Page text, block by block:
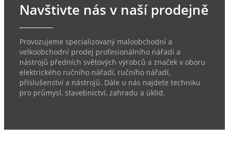
Navštivte nás v naší prodejně
Provozujeme specializovaný maloobchodní a
velkoobchodní prodej profesionálního nářadí a
nástrojů předních světových výrobců a značek v oboru
elektrického ručního nářadí, ručního nářadí,
příslušenství a nástrojů. Dále u nás najdete techniku
pro průmysl, stavebnictví, zahradu a úklid.